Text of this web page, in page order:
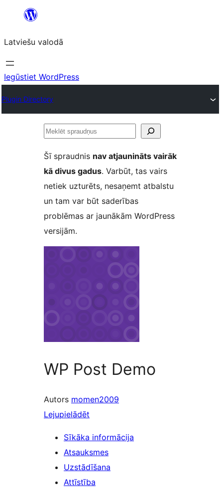
Pāriet
saturu
Latviešu valodā
Iegūstiet WordPress
Plugin Directory
Meklēt
Šī spraudnis nav atjaunināts vairāk
kā divus gadus. Varbūt, tas vairs
netiek uzturēts, nesaņemt atbalstu
un tam var būt saderības
problēmas ar jaunākām WordPress
versijām.
WP Post Demo
Autors momen2009
Lejupielādēt
Sīkāka informācija
Atsauksmes
Uzstādīšana
Attīstība